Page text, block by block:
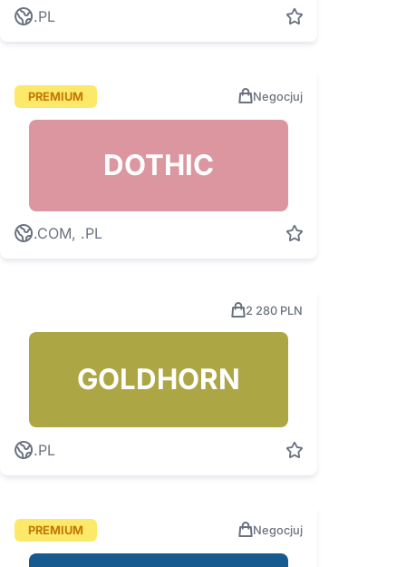
.PL
PREMIUM Negocjuj
DOTHIC
.COM, .PL
2 280 PLN
GOLDHORN
.PL
PREMIUM Negocjuj